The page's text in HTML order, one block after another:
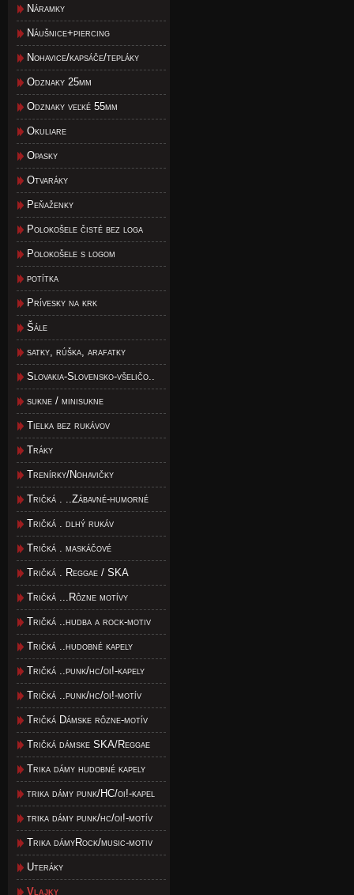
Náramky
Náušnice+piercing
Nohavice/kapsáče/tepláky
Odznaky 25mm
Odznaky veľké 55mm
Okuliare
Opasky
Otvaráky
Peňaženky
Polokošele čisté bez loga
Polokošele s logom
potítka
Prívesky na krk
Šále
satky, rúška, arafatky
Slovakia-Slovensko-všeličo..
sukne / minisukne
Tielka bez rukávov
Tráky
Trenírky/Nohavičky
Tričká . ..Zábavné-humorné
Tričká . dlhý rukáv
Tričká . maskáčové
Tričká . Reggae / SKA
Tričká ...Rôzne motívy
Tričká ..hudba a rock-motiv
Tričká ..hudobné kapely
Tričká ..punk/hc/oi!-kapely
Tričká ..punk/hc/oi!-motív
Tričká Dámske rôzne-motív
Tričká dámske SKA/Reggae
Trika dámy hudobné kapely
trika dámy punk/HC/oi!-kapel
trika dámy punk/hc/oi!-motív
Trika dámyRock/music-motiv
Uteráky
Vlajky